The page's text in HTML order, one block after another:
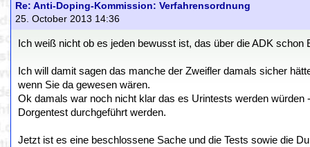
Re: Anti-Doping-Kommission: Verfahrensordnung
25. October 2013 14:36
Ich weiß nicht ob es jeden bewusst ist, das über die ADK
Ich will damit sagen das manche der Zweifler damals sicher
wenn Sie da gewesen wären.
Ok damals war noch nicht klar das es Urintests werden
Dorgentest durchgeführt werden.
Jetzt ist es eine beschlossene Sache und die Tests sowie die